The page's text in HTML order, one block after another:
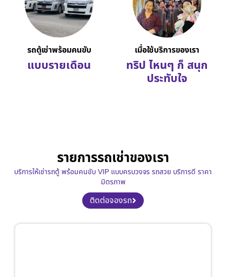
รถตู้เช่าพร้อมคนขับ
แบบรายเดือน
เมื่อใช้บริการของเรา
ทริป ไหนๆ ก็ สนุก
ประทับใจ
รายการรถเช่าของเรา
บริการให้เช่ารถตู้ พร้อมคนขับ VIP แบบครบวงจร รถสวย บริการดี ราคา
มิตรภาพ
ติดต่อจองรถ